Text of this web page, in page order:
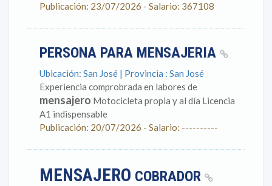
Publicación: 23/07/2026 - Salario: 367108
PERSONA PARA MENSAJERIA
Ubicación: San José | Provincia : San José
Experiencia comprobrada en labores de
mensajero Motocicleta propia y al día Licencia
A1 indispensable
Publicación: 20/07/2026 - Salario: ----------
MENSAJERO COBRADOR